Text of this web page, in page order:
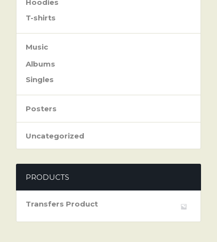
Hoodies
T-shirts
Music
Albums
Singles
Posters
Uncategorized
PRODUCTS
Transfers Product